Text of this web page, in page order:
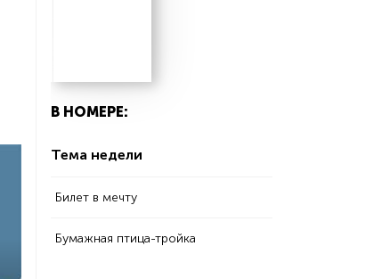
В НОМЕРЕ:
Тема недели
Билет в мечту
Бумажная птица-тройка